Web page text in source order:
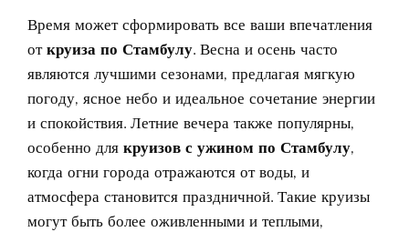
Время может сформировать все ваши впечатления
откруиза по Стамбулу. Весна и осень часто
являются лучшими сезонами, предлагая мягкую
погоду, ясное небо и идеальное сочетание энергии
и спокойствия. Летние вечера также популярны,
особенно для круизов с ужином по Стамбулу,
когда огни города отражаются от воды, и
атмосфера становится праздничной. Такие круизы
могут быть более оживленными и теплыми,